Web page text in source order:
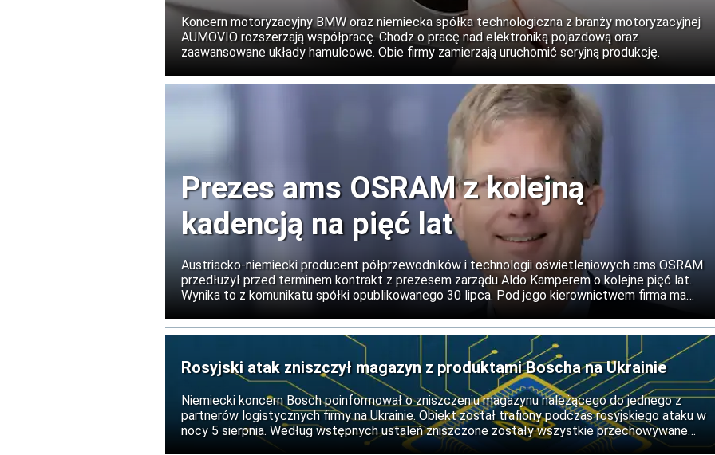
Koncern motoryzacyjny BMW oraz niemiecka spółka technologiczna z branży motoryzacyjnej
AUMOVIO rozszerzają współpracę. Chodz o pracę nad elektroniką pojazdową oraz
zaawansowane układy hamulcowe. Obie firmy zamierzają uruchomić seryjną produkcję.
Prezes ams OSRAM z kolejną
kadencją na pięć lat
Austriacko-niemiecki producent półprzewodników i technologii oświetleniowych ams OSRAM
przedłużył przed terminem kontrakt z prezesem zarządu Aldo Kamperem o kolejne pięć lat.
Wynika to z komunikatu spółki opublikowanego 30 lipca. Pod jego kierownictwem firma ma
nieoptycznymi czujnikami ams OSRAM zamierza rozwijać podstawowy biznes optyczny oraz
rozwiązania dla rozszerzonej rzeczywistości (AR) i transmisji danych.
Rosyjski atak zniszczył magazyn z produktami Boscha na Ukrainie
Niemiecki koncern Bosch poinformował o zniszczeniu magazynu należącego do jednego z
partnerów logistycznych firmy na Ukrainie. Obiekt został trafiony podczas rosyjskiego ataku w
nocy 5 sierpnia. Według wstępnych ustaleń zniszczone zostały wszystkie przechowywane
tam produkty, nikt nie odniósł obrażeń.